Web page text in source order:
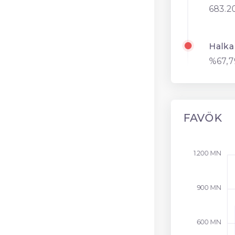
Halka
FAVÖK
1.200 MN
900 MN
600 MN